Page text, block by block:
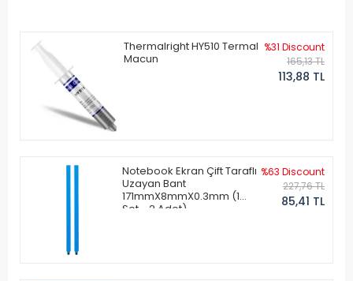
Thermalright HY510 Termal
Macun
%31 Discount
165,13 TL
113,88 TL
Notebook Ekran Çift Taraflı
Uzayan Bant
171mmX8mmX0.3mm (1
Set - 2 Adet)
%63 Discount
227,76 TL
85,41 TL